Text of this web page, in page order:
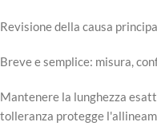
Revisione della causa
Breve e semplice: misura,
Mantenere la lunghezza
tolleranza protegge